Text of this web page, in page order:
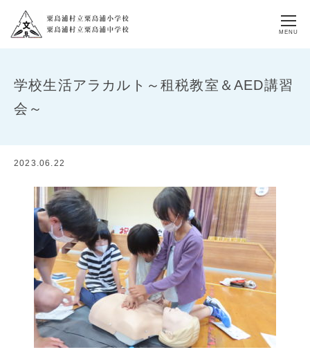
MENU
学校生活アラカルト～租税教室＆AED講習
会～
2023.06.22